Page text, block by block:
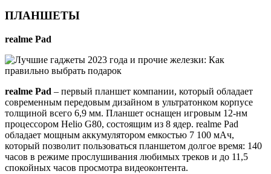
ПЛАНШЕТЫ
realme Pad
realme Pad – первый планшет компании, который обладает
современным передовым дизайном в ультратонком корпусе
толщиной всего 6,9 мм. Планшет оснащен игровым 12-нм
процессором Helio G80, состоящим из 8 ядер. realme Pad
обладает мощным аккумулятором емкостью 7 100 мАч,
который позволит пользоваться планшетом долгое время: 140
часов в режиме прослушивания любимых треков и до 11,5
спокойных часов просмотра видеоконтента.